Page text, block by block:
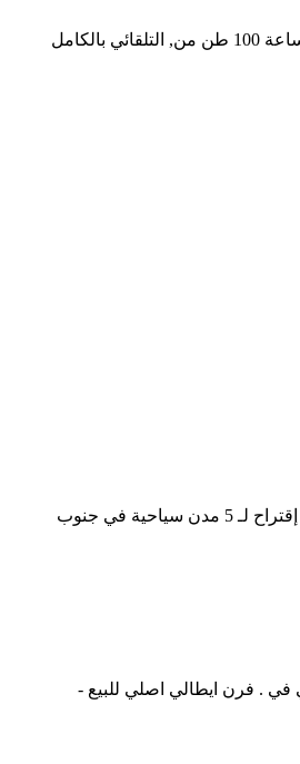
المورد الحجر الجيري مخروط محطم في جنوب أفريقيا. طن كسارة الفك بيع مصنع كسارة 4060 طن كل ساعة من, قدرة 250 طن ساعة, الفك محطم بيع 20 طن في الساعة 100 طن من, التلقائي بالكامل
اكتشف السياحة في جنوب افريقيا. استكشف السياحة في جنوب افريقيا بنفسك من خلال هذا الدليل الشامل ، وتعرف على أهم المعلومات والنصائح قبل السفر ، وكذلك إقتراح لـ 5 مدن سياحية في جنوب
في . فرن ايطالي اصلي للبيع -